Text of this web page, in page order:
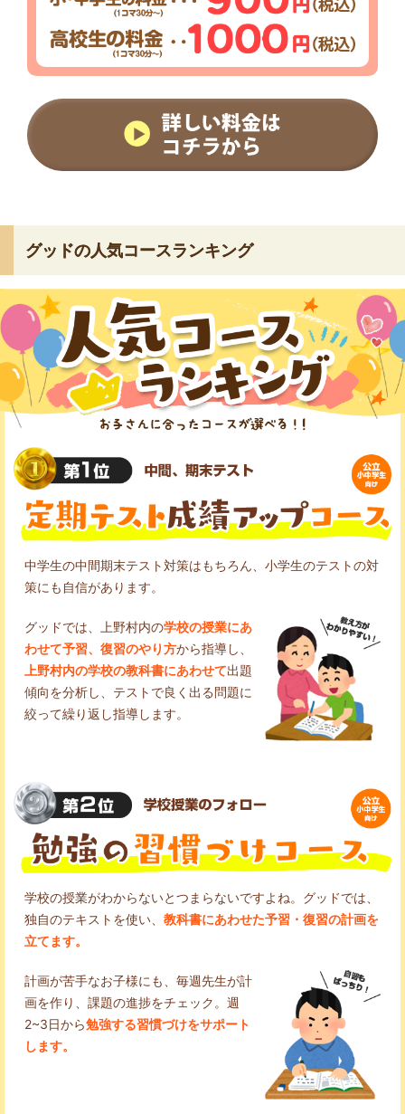
グッドの人気コースランキング
中学生の中間期末テスト対策はもちろん、小学生のテストの対
策にも自信があります。
グッドでは、上野村内の学校の授業にあ
わせて予習、復習のやり方から指導し、
上野村内の学校の教科書にあわせて出題
傾向を分析し、テストで良く出る問題に
絞って繰り返し指導します。
学校の授業がわからないとつまらないですよね。グッドでは、
独自のテキストを使い、 教科書にあわせた予習・復習の計画を
立てます。
計画が苦手なお子様にも、毎週先生が計
画を作り、課題の進捗をチェック。週
2~3日から勉強する習慣づけをサポート
します。